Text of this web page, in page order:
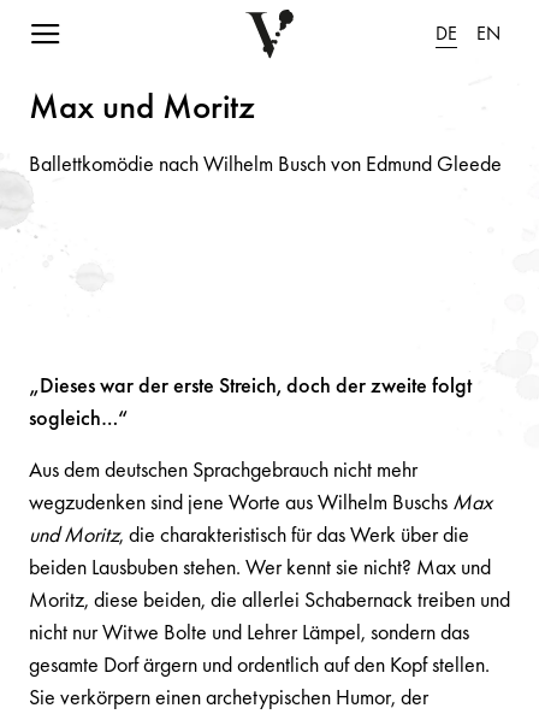
Navigation einblenden DE EN
„Dieses war der erste Streich, doch der zweite folgt
sogleich…“
Aus dem deutschen Sprachgebrauch nicht mehr
wegzudenken sind jene Worte aus Wilhelm Buschs Max
und Moritz, die charakteristisch für das Werk über die
beiden Lausbuben stehen. Wer kennt sie nicht? Max und
Moritz, diese beiden, die allerlei Schabernack treiben und
nicht nur Witwe Bolte und Lehrer Lämpel, sondern das
gesamte Dorf ärgern und ordentlich auf den Kopf stellen.
Sie verkörpern einen archetypischen Humor, der
Max und Moritz
Ballettkomödie nach Wilhelm Busch von Edmund Gleede